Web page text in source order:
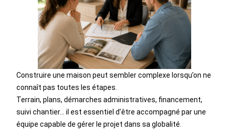
Construire une maison peut sembler complexe lorsqu’on ne
connaît pas toutes les étapes.
Terrain, plans, démarches administratives, financement,
suivi chantier… il est essentiel d’être accompagné par une
équipe capable de gérer le projet dans sa globalité.